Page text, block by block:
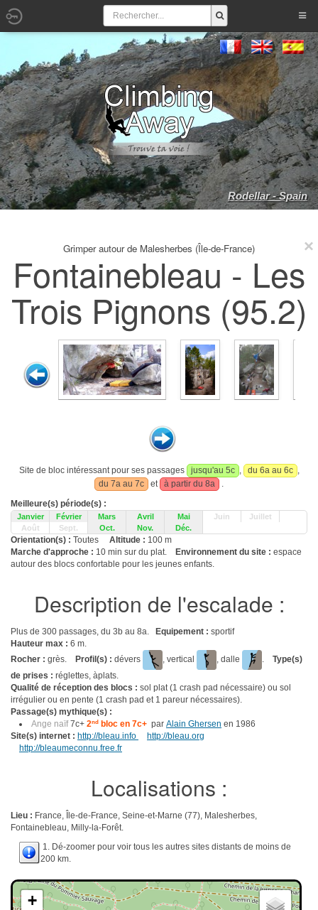
Rodellar - Spain
Grimper autour de Malesherbes (Île-de-France)
Fontainebleau - Les
Trois Pignons (95.2)
Site de bloc intéressant pour ses passages jusqu'au 5c , du 6a au 6c ,
du 7a au 7c
et à partir du 8a
.
Meilleure(s) période(s) :
Janvier Février Mars Avril Mai Juin
Juillet
Août
Sept. Oct. Nov. Déc.
Orientation(s) : Toutes Altitude : 100 m
Marche d'approche : 10 min sur du plat. Environnement du site : espace
autour des blocs confortable pour les jeunes enfants.
Description de l'escalade :
Plus de 300 passages, du 3b au 8a. Equipement : sportif
Hauteur max : 6 m.
Rocher : grès. Profil(s) : dévers , vertical , dalle . Type(s)
de prises : réglettes, àplats.
Qualité de réception des blocs : sol plat (1 crash pad nécessaire) ou sol
irrégulier ou en pente (1 crash pad et 1 pareur nécessaires).
Passage(s) mythique(s) :
Ange naïf7c+ 2nd bloc en 7c+ par Alain Ghersen en 1986
Site(s) internet : http://bleau.info
http://bleau.org
http://bleaumeconnu.free.fr
Localisations :
Lieu : France, Île-de-France, Seine-et-Marne (77), Malesherbes,
Fontainebleau, Milly-la-Forêt.
1. Dé-zoomer pour voir tous les autres sites distants de moins de
200 km.
+